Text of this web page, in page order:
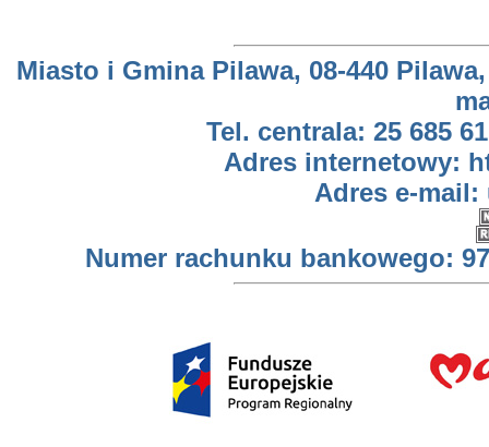
Miasto i Gmina Pilawa, 08-440
Tel. centrala: 25 685
Adres internetowy:
Adres e-mail:
Numer rachunku bankowego: 97